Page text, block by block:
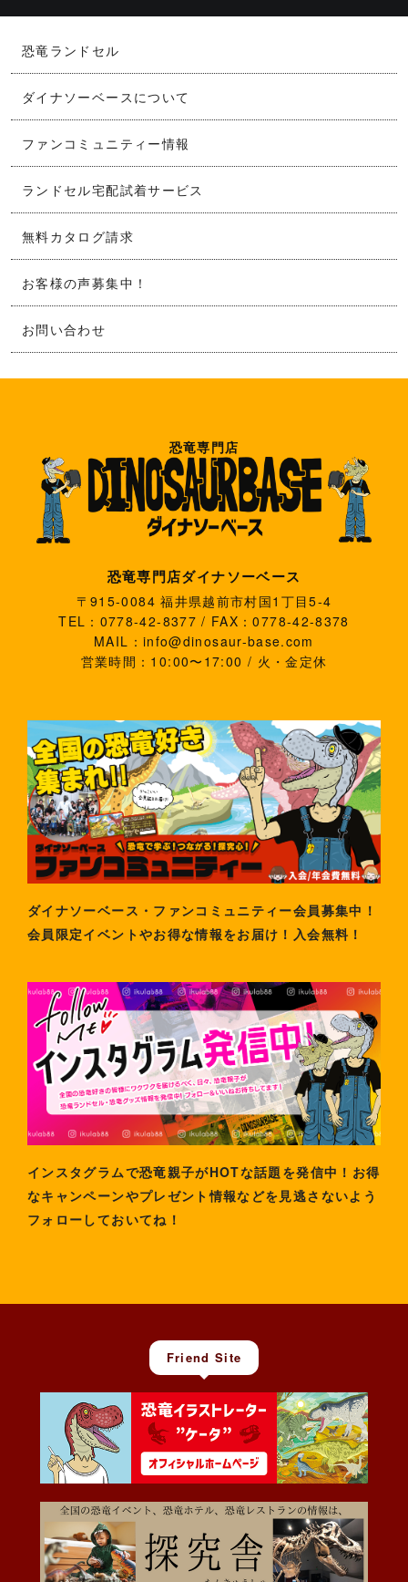
恐竜ランドセル
ダイナソーベースについて
ファンコミュニティー情報
ランドセル宅配試着サービス
無料カタログ請求
お客様の声募集中！
お問い合わせ
恐竜専門店
恐竜専門店ダイナソーベース
〒915-0084 福井県越前市村国1丁目5-4
TEL：0778-42-8377 / FAX：0778-42-8378
MAIL：info@dinosaur-base.com
営業時間：10:00〜17:00 / 火・金定休
ダイナソーベース・ファンコミュニティー会員募集中！
会員限定イベントやお得な情報をお届け！入会無料！
インスタグラムで恐竜親子がHOTな話題を発信中！お得
なキャンペーンやプレゼント情報などを見逃さないよう
フォローしておいてね！
Friend Site